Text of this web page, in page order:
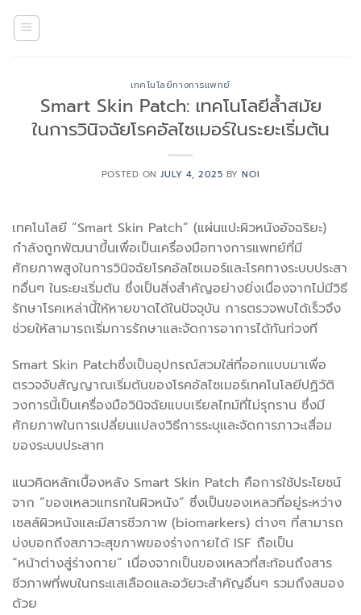
เทคโนโลยีทางการแพทย์
Smart Skin Patch: เทคโนโลยีล้ำสมัย
ในการวินิจฉัยโรคอัลไซเมอร์ในระยะเริ่มต้น
POSTED ONJULY 4, 2025 BYNOI
เทคโนโลยี “Smart Skin Patch” (แผ่นแปะผิวหนังอัจฉริยะ)
กำลังถูกพัฒนาขึ้นเพื่อเป็นเครื่องมือทางการแพทย์ที่มี
ศักยภาพสูงในการวินิจฉัยโรคอัลไซเมอร์และโรคทางระบบประสา
ทอื่นๆ ในระยะเริ่มต้น ซึ่งเป็นสิ่งสำคัญอย่างยิ่งเนื่องจากไม่มีวิธี
รักษาโรคเหล่านี้ให้หายขาดได้ในปัจจุบัน การตรวจพบได้เร็วจึง
ช่วยให้สามารถเริ่มการรักษาและจัดการอาการได้ทันท่วงที
Smart Skin Patchซึ่งเป็นอุปกรณ์สวมใส่ที่ออกแบบมาเพื่อ
ตรวจจับสัญญาณเริ่มต้นของโรคอัลไซเมอร์เทคโนโลยีปฏิวัติ
วงการนี้เป็นเครื่องมือวินิจฉัยแบบเรียลไทม์ที่ไม่รุกราน ซึ่งมี
ศักยภาพในการเปลี่ยนแปลงวิธีการระบุและจัดการภาวะเสื่อม
ของระบบประสาท
แนวคิดหลักเบื้องหลัง Smart Skin Patch คือการใช้ประโยชน์
จาก “ของเหลวแทรกในผิวหนัง” ซึ่งเป็นของเหลวที่อยู่ระหว่าง
เซลล์ผิวหนังและมีสารชีวภาพ (biomarkers) ต่างๆ ที่สามารถ
บ่งบอกถึงสภาวะสุขภาพของร่างกายได้ ISF ถือเป็น
“หน้าต่างสู่ร่างกาย” เนื่องจากเป็นของเหลวที่สะท้อนถึงสาร
ชีวภาพที่พบในกระแสเลือดและอวัยวะสำคัญอื่นๆ รวมถึงสมอง
ด้วย